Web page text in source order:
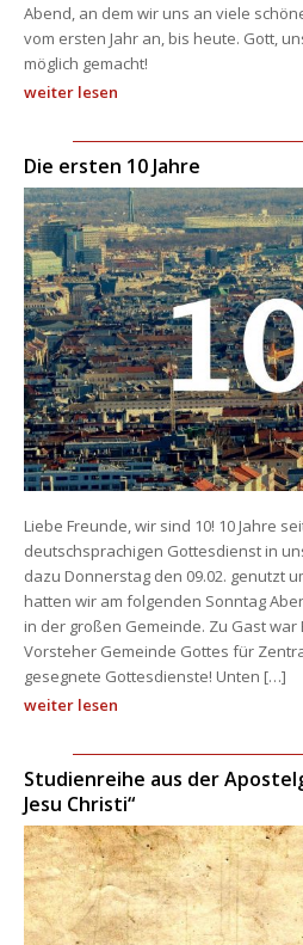
Abend, an dem wir uns an viele
vom ersten Jahr an, bis heute. Gott,
möglich gemacht!
weiter lesen
Die ersten 10 Jahre
Liebe Freunde, wir sind 10! 10 Jahre
deutschsprachigen Gottesdienst in
dazu Donnerstag den 09.02. genutzt
hatten wir am folgenden Sonntag
in der großen Gemeinde. Zu Gast war
Vorsteher Gemeinde Gottes für
gesegnete Gottesdienste! Unten […]
weiter lesen
Studienreihe aus der
Jesu Christi“